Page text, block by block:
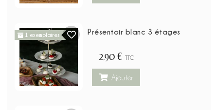
1 exemplaires Présentoir blanc 3 étages
2,90 € TTC
Ajouter